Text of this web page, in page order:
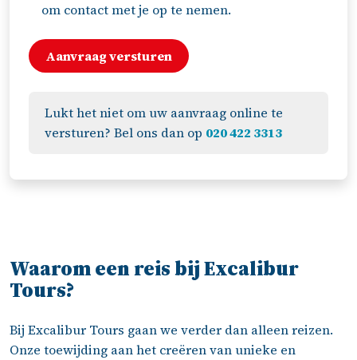
om contact met je op te nemen.
Lukt het niet om uw aanvraag online te
versturen? Bel ons dan op 020 422 3313
Waarom een reis bij Excalibur
Tours?
Bij Excalibur Tours gaan we verder dan alleen reizen.
Onze toewijding aan het creëren van unieke en